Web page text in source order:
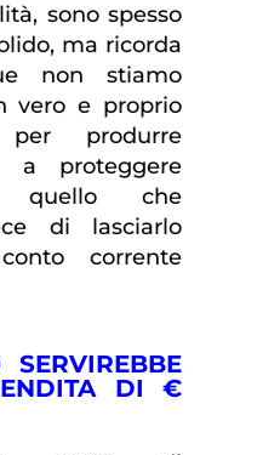
sono spesso
ma ricorda
non stiamo
vero e proprio
per produrre
a proteggere
quello che
di lasciarlo
corrente
SERVIREBBE
DI €